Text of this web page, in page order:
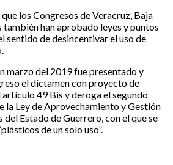
los Congresos de Veracruz, Baja
han aprobado leyes y puntos
sentido de desincentivar el uso de
marzo del 2019 fue presentado y
el dictamen con proyecto de
49 Bis y deroga el segundo
la Ley de Aprovechamiento y Gestión
del Estado de Guerrero, con el que se
de un solo uso”.